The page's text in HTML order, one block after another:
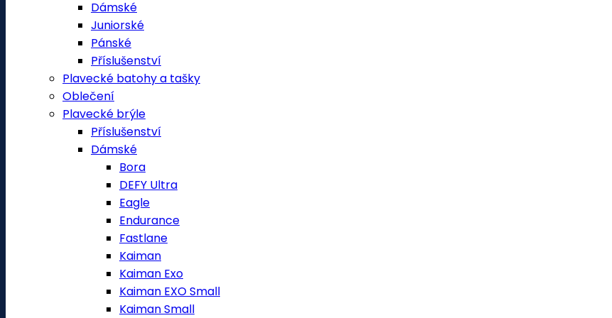
Dámské
Juniorské
Pánské
Příslušenství
Plavecké batohy a tašky
Oblečení
Plavecké brýle
Příslušenství
Dámské
Bora
DEFY Ultra
Eagle
Endurance
Fastlane
Kaiman
Kaiman Exo
Kaiman EXO Small
Kaiman Small